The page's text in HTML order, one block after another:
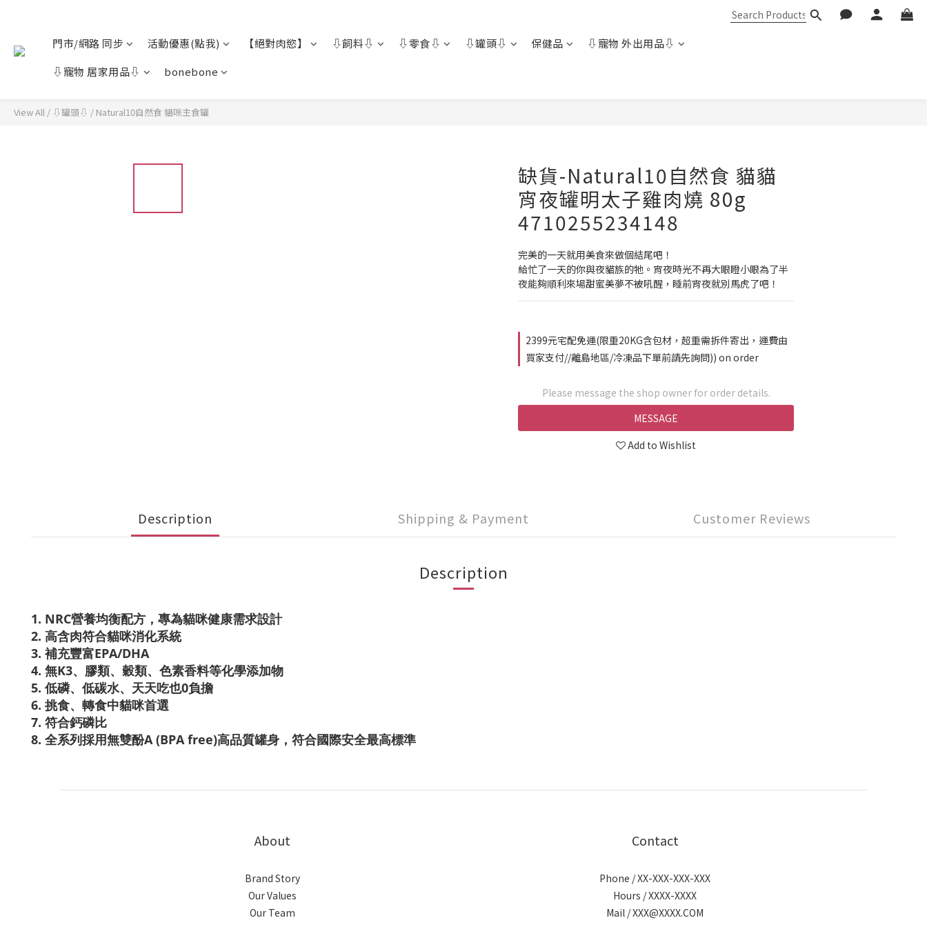
門市/網路 同步 活動優惠(點我) 【絕對肉慾】 ⇩飼料⇩ ⇩零食⇩ ⇩罐頭⇩ 保健品
⇩寵物 外出用品⇩
⇩寵物 居家用品⇩
bonebone
View All / ⇩罐頭⇩ / Natural10自然食 貓咪主食罐
缺貨-Natural10自然食 貓貓
宵夜罐明太子雞肉燒 80g
4710255234148
完美的一天就用美食來做個結尾吧！
給忙了一天的你與夜貓族的牠。宵夜時光不再大眼瞪小眼為了半
夜能夠順利來場甜蜜美夢不被吼醒，睡前宵夜就別馬虎了吧！
2399元宅配免運(限重20KG含包材，超重需拆件寄出，運費由
買家支付//離島地區/冷凍品下單前請先詢問)) on order
Please message the shop owner for order details.
MESSAGE
Add to Wishlist
Description Shipping & Payment Customer Reviews
Description
1. NRC營養均衡配方，專為貓咪健康需求設計
2. 高含肉符合貓咪消化系統
3. 補充豐富EPA/DHA
4. 無K3、膠類、穀類、色素香料等化學添加物
5. 低磷、低碳水、天天吃也0負擔
6. 挑食、轉食中貓咪首選
7. 符合鈣磷比
8. 全系列採用無雙酚A (BPA free)高品質罐身，符合國際安全最高標準
About
Brand Story
Our Values
Our Team
Contact
Phone / XX-XXX-XXX-XXX
Hours / XXXX-XXXX
Mail / XXX@XXXX.COM